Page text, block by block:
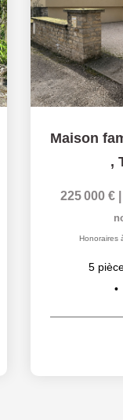
,
225 000 €
Honoraires
5